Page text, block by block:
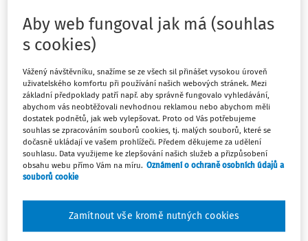
chladném období.
Na druhou stranu má nucené větrání i svá úskalí. V roce
2017 byly pracovníky Krajské hygienické stanice
Moravskoslezského kraje se sídlem v Ostravě prováděny
kontroly pracovních podmínek na pracovištích nájemních
jednotek obchodních center. Při těchto kontrolách bylo
mimo jiné zjištěno, že přestože teplota je v průběhu
celého roku udržována v odpovídajícím rozmezí, nedaří se
zajistit zejména v zimních měsících odpovídající relativní
kontrol na pracovištích obchodních nájemních jednotek
obchodních center v Ostravě. Ve 25 případech v období
Aby web fungoval jak má (souhlas
s cookies)
Vážený návštěvníku, snažíme se ze všech sil přinášet vysokou úroveň
uživatelského komfortu při používání našich webových stránek. Mezi
základní předpoklady patří např. aby správně fungovalo vyhledávání,
abychom vás neobtěžovali nevhodnou reklamou nebo abychom měli
dostatek podnětů, jak web vylepšovat. Proto od Vás potřebujeme
souhlas se zpracováním souborů cookies, tj. malých souborů, které se
dočasně ukládají ve vašem prohlížeči. Předem děkujeme za udělení
souhlasu. Data využijeme ke zlepšování našich služeb a přizpůsobení
obsahu webu přímo Vám na míru. Oznámení o ochraně osobních údajů a
souborů cookie
Zamítnout vše kromě nutných cookies